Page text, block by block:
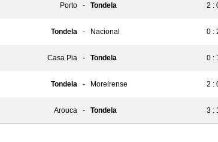
Porto - Tondela 2 :
Tondela - Nacional 0 :
Casa Pia - Tondela 0 :
Tondela - Moreirense 2 :
Arouca - Tondela 3 :